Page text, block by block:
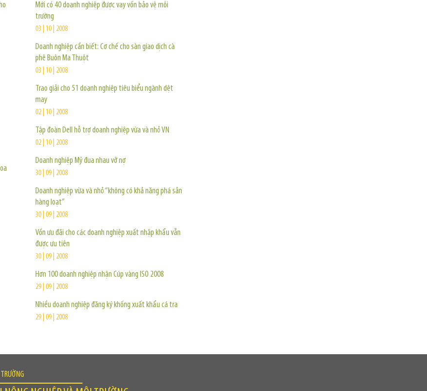
Mới có 40 doanh nghiệp được vay vốn bảo vệ môi
trường
03 | 10 | 2008
Doanh nghiệp cần biết: Cơ chế cho sàn giao dịch cà
phê Buôn Ma Thuột
03 | 10 | 2008
Trao giải cho 51 doanh nghiệp tiêu biểu ngành dệt
may
02 | 10 | 2008
Tập đoàn Dell hỗ trợ doanh nghiệp vừa và nhỏ VN
02 | 10 | 2008
Doanh nghiệp Mỹ đua nhau vỡ nợ
30 | 09 | 2008
Doanh nghiệp vừa và nhỏ “không có khả năng phá sản
hàng loạt”
30 | 09 | 2008
Vốn ưu đãi cho các doanh nghiệp xuất nhập khẩu vẫn
được ưu tiên
30 | 09 | 2008
Hơn 100 doanh nghiệp nhận Cúp vàng ISO 2008
29 | 09 | 2008
Nhiều doanh nghiệp đăng ký khống xuất khẩu cá tra
29 | 09 | 2008